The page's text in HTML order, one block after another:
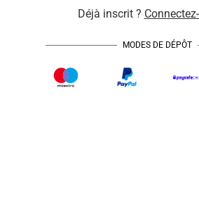
Déjà inscrit ?
MODES DE DÉPÔT